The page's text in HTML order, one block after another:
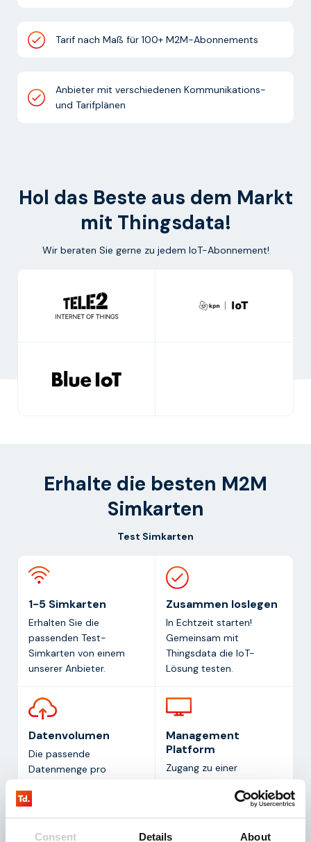
Consent Details About
Tarif nach Maß für 100+ M2M-Abonnements
Anbieter mit verschiedenen Kommunikations-
und Tarifplänen
Hol das Beste aus dem Markt
mit Thingsdata!
Wir beraten Sie gerne zu jedem IoT-Abonnement!
Erhalte die besten M2M
Simkarten
Test Simkarten
1-5 Simkarten
Erhalten Sie die
passenden Test-
Simkarten von einem
unserer Anbieter.
Zusammen loslegen
In Echtzeit starten!
Gemeinsam mit
Thingsdata die IoT-
Lösung testen.
Datenvolumen
Die passende
Datenmenge pro
(Testdauer: 1 Monat).
Management
Platform
Zugang zu einer
Überwachen und